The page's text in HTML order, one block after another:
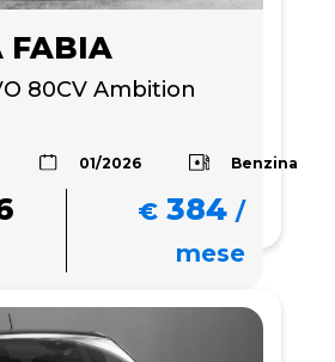
FABIA
80CV Ambition
01/2026 Benzina
€ 384 /
mese